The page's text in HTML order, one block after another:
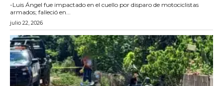
-Luis Ángel fue impactado en el cuello por disparo de motociclistas
armados; falleció en...
julio 22, 2026